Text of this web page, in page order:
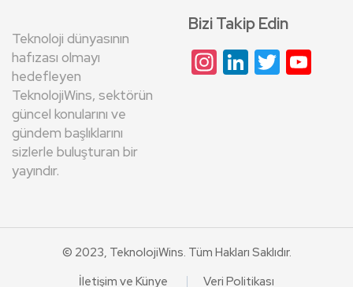
Teknoloji dünyasının
hafızası olmayı
hedefleyen
TeknolojiWins, sektörün
güncel konularını ve
gündem başlıklarını
sizlerle buluşturan bir
yayındır.
Bizi Takip Edin
Instagram
LinkedIn
© 2023, TeknolojiWins. Tüm Hakları Saklıdır.
İletişim ve Künye
Veri Politikası